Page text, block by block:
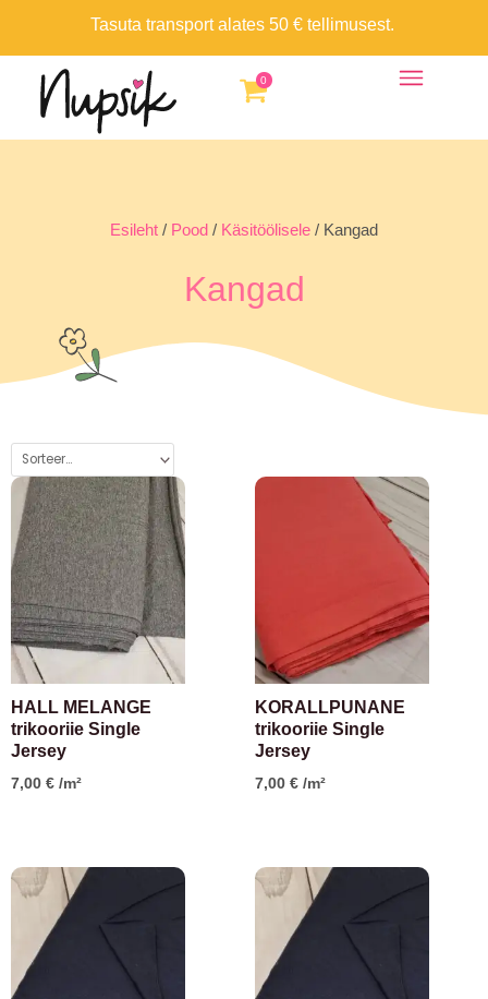
Tasuta transport alates 50 € tellimusest.
0
Esileht / Pood / Käsitöölisele / Kangad
Kangad
HALL MELANGE
trikooriie Single
Jersey
7,00 € /m²
KORALLPUNANE
trikooriie Single
Jersey
7,00 € /m²